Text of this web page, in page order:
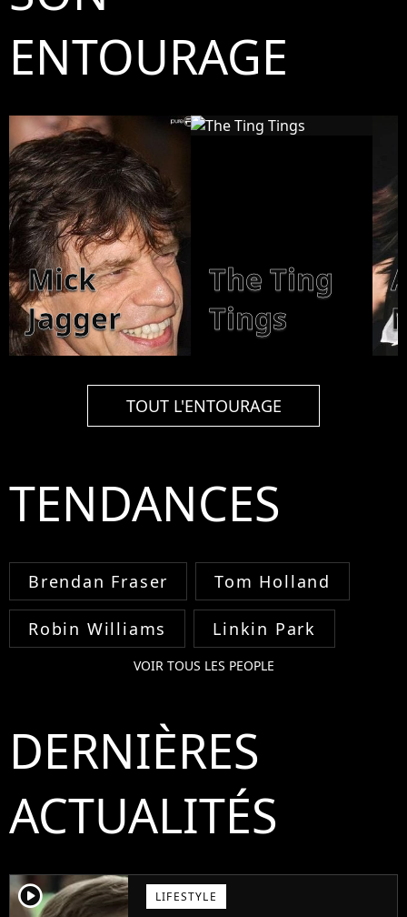
ENTOURAGE
Mick
Jagger
The Ting
Tings
TOUT L'ENTOURAGE
TENDANCES
Brendan Fraser Tom Holland
Robin Williams Linkin Park
VOIR TOUS LES PEOPLE
DERNIÈRES
ACTUALITÉS
player2 LIFESTYLE